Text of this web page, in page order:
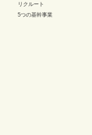
リクルート
5つの基幹事業